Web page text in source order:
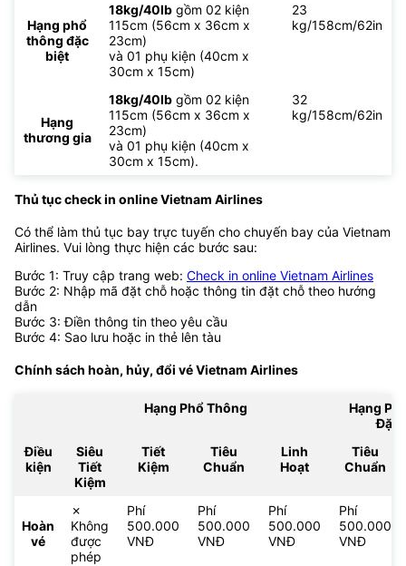
Hạng phổ
thông đặc
biệt
18kg/40lb gồm 02 kiện
115cm (56cm x 36cm x
23cm)
và 01 phụ kiện (40cm x
30cm x 15cm)
23
kg/158cm/62in
Hạng
thương gia
18kg/40lb gồm 02 kiện
115cm (56cm x 36cm x
23cm)
và 01 phụ kiện (40cm x
30cm x 15cm).
32
kg/158cm/62in
Thủ tục check in online Vietnam Airlines
Có thể làm thủ tục bay trực tuyến cho chuyến bay của Vietnam
Airlines. Vui lòng thực hiện các bước sau:
Bước 1: Truy cập trang web: Check in online Vietnam Airlines
Bước 2: Nhập mã đặt chỗ hoặc thông tin đặt chỗ theo hướng
dẫn
Bước 3: Điền thông tin theo yêu cầu
Bước 4: Sao lưu hoặc in thẻ lên tàu
Chính sách hoàn, hủy, đổi véVietnam Airlines
Hạng Phổ Thông
Hạng
Đặc
Điều
kiện
Siêu
Tiết
Kiệm
Tiết
Kiệm
Tiêu
Chuẩn
Linh
Hoạt
Tiêu
Chuẩn
Hoàn
vé
✗
Không
được
phép
Phí
500.000
VNĐ
Phí
500.000
VNĐ
Phí
500.000
VNĐ
Phí
500.000
VNĐ